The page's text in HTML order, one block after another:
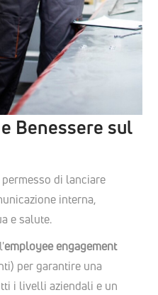
Benessere sul
di lanciare
interna,
e salute.
employee engagement
per garantire una
i livelli aziendali e un